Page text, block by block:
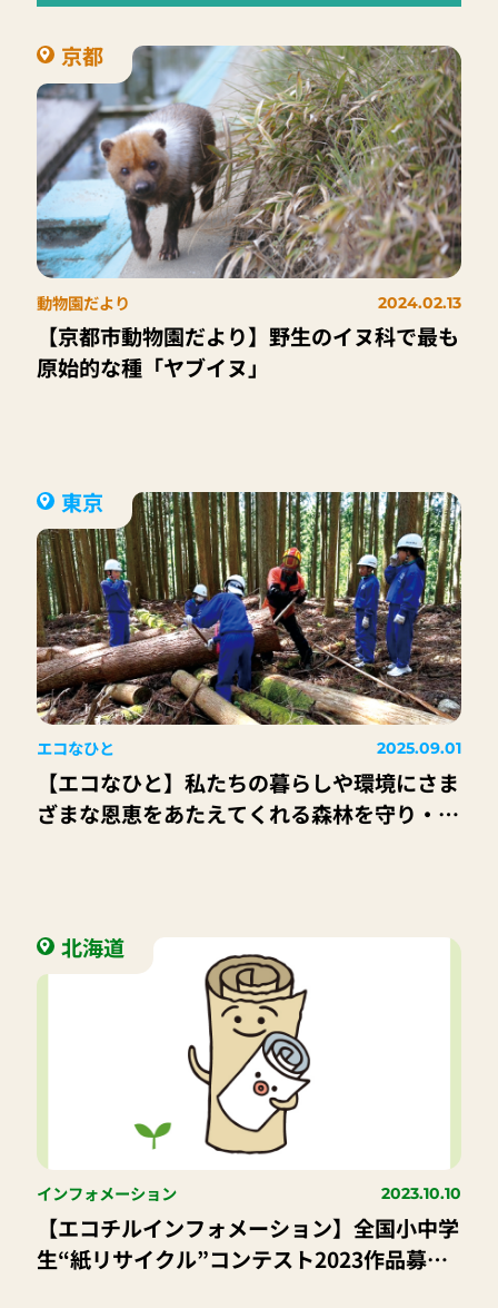
京都
動物園だより 2024.02.13
【京都市動物園だより】野生のイヌ科で最も
原始的な種「ヤブイヌ」
東京
エコなひと 2025.09.01
【エコなひと】私たちの暮らしや環境にさま
ざまな恩恵をあたえてくれる森林を守り・育
北海道
インフォメーション 2023.10.10
【エコチルインフォメーション】全国小中学
生“紙リサイクル”コンテスト2023作品募集